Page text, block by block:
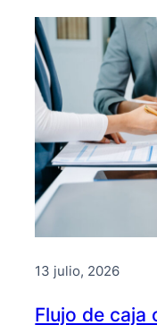
13 julio, 2026
Flujo de caja